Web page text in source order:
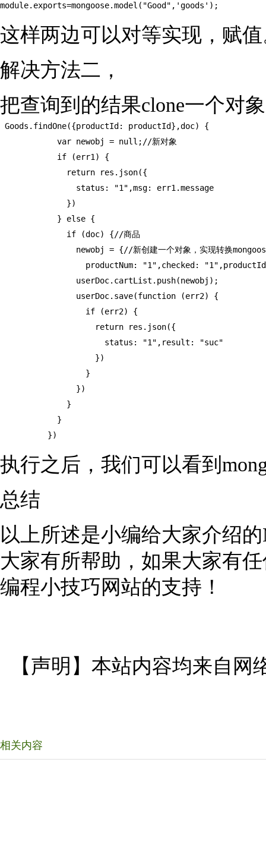
module.exports=mongoose.model("Good",'goods');
这样两边可以对等实现，赋
解决方法二，
把查询到的结果clone一个对
Goods.findOne({productId: productId},doc) {
            var newobj = null;//新对象
            if (err1) {
              return res.json({
                status: "1",msg: err1.message
              })
            } else {
              if (doc) {//商品
newobj = {//新创建一个对象，实现转换
productNum: "1",checked:
                userDoc.cartList.push(newobj);
                userDoc.save(function (err2) {
                  if (err2) {
                    return res.json({
                      status: "1",result: "suc"
                    })
                  }
                })
              }
            }
          })
执行之后，我们可以看到
总结
以上所述是小编给大家介绍
大家有所帮助，如果大家有
编程小技巧网站的支持！
【声明】本站内容均来自
相关内容